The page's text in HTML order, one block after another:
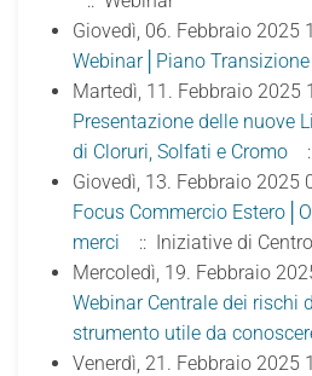
Giovedì, 06. Febbraio 2025
Webinar│Piano
Martedì, 11. Febbraio 2025
Presentazione delle nuove
di Cloruri, Solfati e Cromo
Giovedì, 13. Febbraio 2025
Focus Commercio
merci
:: Iniziative di
Mercoledì, 19. Febbraio
Webinar Centrale dei rischi
strumento utile da
Venerdì, 21. Febbraio 2025